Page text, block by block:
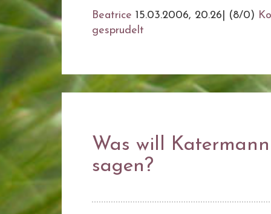
Beatrice 15.03.2006, 20.26 (8/0)
gesprudelt
Was will
sagen?